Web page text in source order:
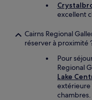
excellent
Cairns Regional
réserver à proximité
Pour
Regional
Lake
extérieure
chambres.